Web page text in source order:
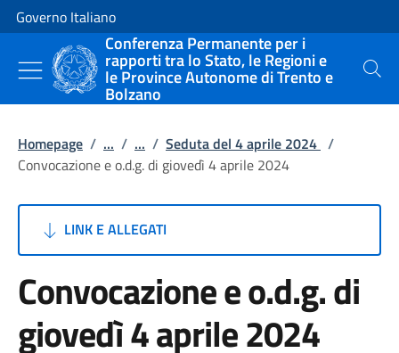
Vai al contenuto
Vai alla navigazione del sito
Governo Italiano
Conferenza Permanente per i
rapporti tra lo Stato, le Regioni e
le Province Autonome di Trento e
Bolzano
Cerca
Homepage / ... / ... / Seduta del 4 aprile 2024 /
Convocazione e o.d.g. di giovedì 4 aprile 2024
LINK E ALLEGATI
Convocazione e o.d.g. di
giovedì 4 aprile 2024